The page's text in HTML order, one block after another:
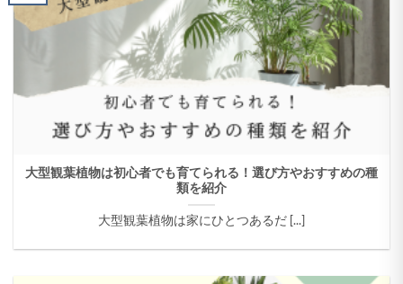
大型観葉植物は初心者でも育てられる！選び方やおすすめの種
類を紹介
大型観葉植物は家にひとつあるだ [...]